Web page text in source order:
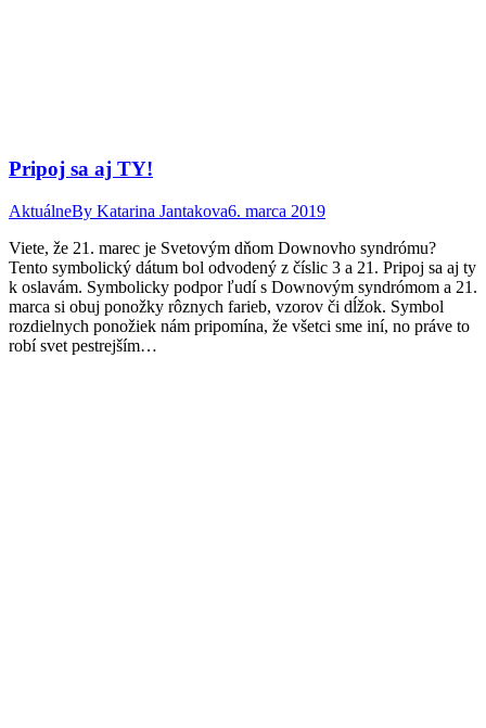
Pripoj sa aj TY!
AktuálneBy Katarina Jantakova6. marca 2019
Viete, že 21. marec je Svetovým dňom Downovho syndrómu?
Tento symbolický dátum bol odvodený z číslic 3 a 21. Pripoj sa aj ty
k oslavám. Symbolicky podpor ľudí s Downovým syndrómom a 21.
marca si obuj ponožky rôznych farieb, vzorov či dĺžok. Symbol
rozdielnych ponožiek nám pripomína, že všetci sme iní, no práve to
robí svet pestrejším…